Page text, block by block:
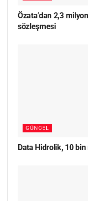
Özata’dan 2,3
sözleşmesi
GÜNCEL
Data Hidrolik, 10